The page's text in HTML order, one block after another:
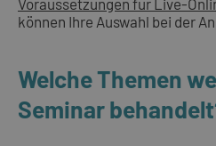
können Ihre Auswahl bei der
Welche Themen
Seminar